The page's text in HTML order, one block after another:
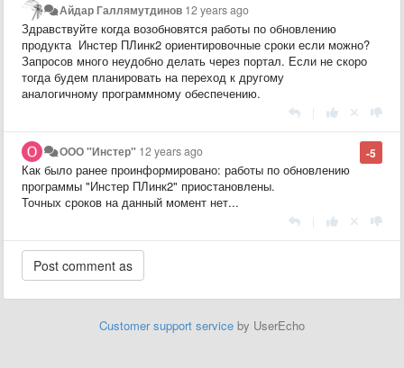
Айдар Галлямутдинов 12 years ago
Здравствуйте когда возобновятся работы по обновлению
продукта Инстер ПЛинк2 ориентировочные сроки если можно?
Запросов много неудобно делать через портал. Если не скоро
тогда будем планировать на переход к другому
аналогичному программному обеспечению.
-5
ООО "Инстер" 12 years ago
Как было ранее проинформировано: работы по обновлению
программы "Инстер ПЛинк2" приостановлены.
Точных сроков на данный момент нет...
Customer support service by UserEcho